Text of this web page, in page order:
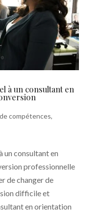
à un consultant en
compétences,
un consultant en
professionnelle
de changer de
difficile et
en orientation